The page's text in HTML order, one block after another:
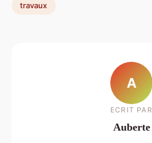
travaux
A
ECRIT PAR
Auberte